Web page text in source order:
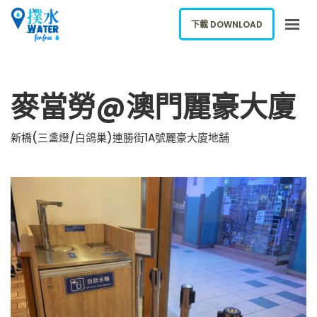
下載應用
網誌
ENGLISH
下載 DOWNLOAD
麥當勞@澳門麗豪大廈
新橋(三盞燈/白鴿巢)連勝街1A號麗豪大廈地舖
下載 DOWNLOAD